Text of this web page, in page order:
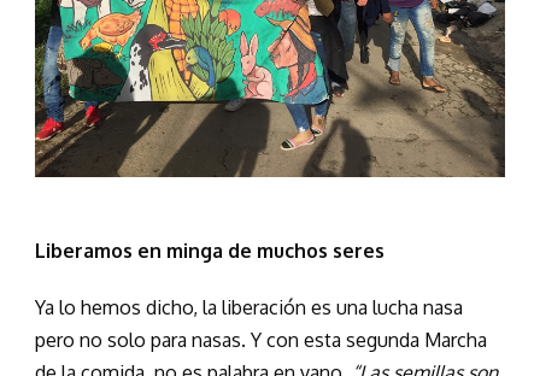
Liberamos en minga de muchos seres
Ya lo hemos dicho, la liberación es una lucha nasa
pero no solo para nasas. Y con esta segunda Marcha